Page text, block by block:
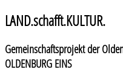
LAND.schafft.KULTUR.
Gemeinschaftsprojekt der
OLDENBURG EINS